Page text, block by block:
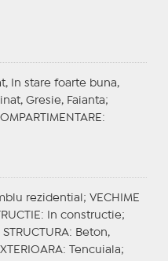
In stare foarte buna,
Gresie, Faianta;
:
rezidential; VECHIME
: In constructie;
STRUCTURA: Beton,
: Tencuiala;